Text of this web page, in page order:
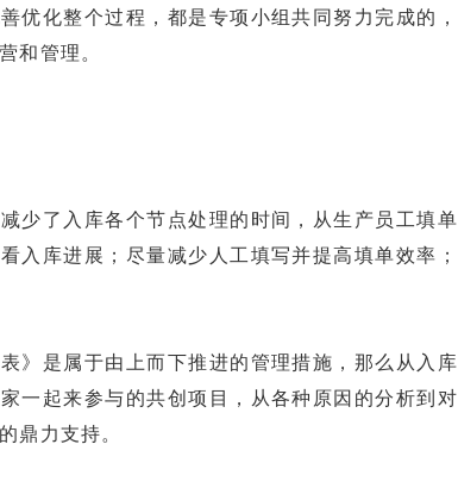
优化整个过程，都是专项小组共同努力完成的，
和管理。
少了入库各个节点处理的时间，从生产员工填单
入库进展；尽量减少人工填写并提高填单效率；
》是属于由上而下推进的管理措施，那么从入库
一起来参与的共创项目，从各种原因的分析到对
鼎力支持。